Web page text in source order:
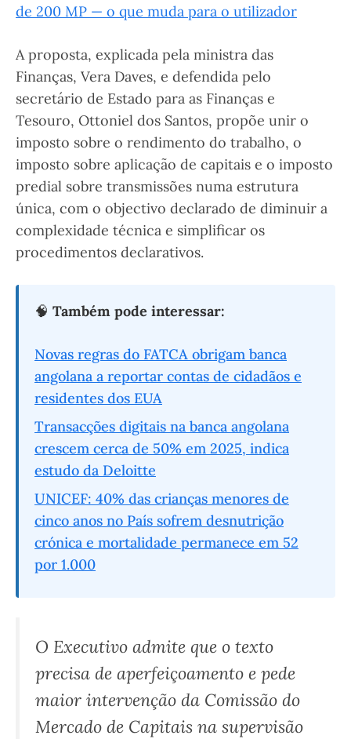
de 200 MP — o que muda para o utilizador
A proposta, explicada pela ministra das
Finanças, Vera Daves, e defendida pelo
secretário de Estado para as Finanças e
Tesouro, Ottoniel dos Santos, propõe unir o
imposto sobre o rendimento do trabalho, o
imposto sobre aplicação de capitais e o imposto
predial sobre transmissões numa estrutura
única, com o objectivo declarado de diminuir a
complexidade técnica e simplificar os
procedimentos declarativos.
🧠 Também pode interessar:
Novas regras do FATCA obrigam banca
angolana a reportar contas de cidadãos e
residentes dos EUA
Transacções digitais na banca angolana
crescem cerca de 50% em 2025, indica
estudo da Deloitte
UNICEF: 40% das crianças menores de
cinco anos no País sofrem desnutrição
crónica e mortalidade permanece em 52
por 1.000
O Executivo admite que o texto
precisa de aperfeiçoamento e pede
maior intervenção da Comissão do
Mercado de Capitais na supervisão